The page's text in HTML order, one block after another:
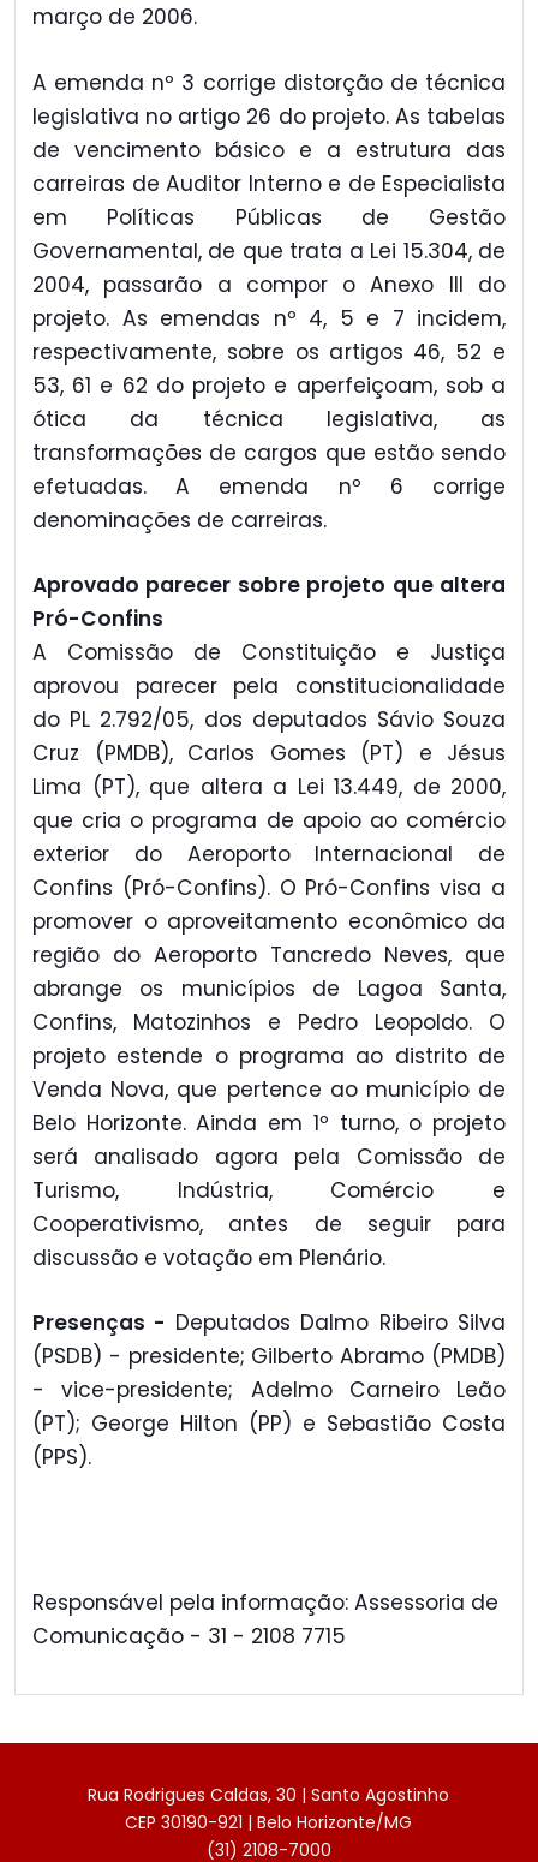
março de 2006.
A emenda nº 3 corrige distorção de técnica
legislativa no artigo 26 do projeto. As tabelas
de vencimento básico e a estrutura das
carreiras de Auditor Interno e de Especialista
em Políticas Públicas de Gestão
Governamental, de que trata a Lei 15.304, de
2004, passarão a compor o Anexo III do
projeto. As emendas nº 4, 5 e 7 incidem,
respectivamente, sobre os artigos 46, 52 e
53, 61 e 62 do projeto e aperfeiçoam, sob a
ótica da técnica legislativa, as
transformações de cargos que estão sendo
efetuadas. A emenda nº 6 corrige
denominações de carreiras.
Aprovado parecer sobre projeto que altera
Pró-Confins
A Comissão de Constituição e Justiça
aprovou parecer pela constitucionalidade
do PL 2.792/05, dos deputados Sávio Souza
Cruz (PMDB), Carlos Gomes (PT) e Jésus
Lima (PT), que altera a Lei 13.449, de 2000,
que cria o programa de apoio ao comércio
exterior do Aeroporto Internacional de
Confins (Pró-Confins). O Pró-Confins visa a
promover o aproveitamento econômico da
região do Aeroporto Tancredo Neves, que
abrange os municípios de Lagoa Santa,
Confins, Matozinhos e Pedro Leopoldo. O
projeto estende o programa ao distrito de
Venda Nova, que pertence ao município de
Belo Horizonte. Ainda em 1º turno, o projeto
será analisado agora pela Comissão de
Turismo, Indústria, Comércio e
Cooperativismo, antes de seguir para
discussão e votação em Plenário.
Presenças - Deputados Dalmo Ribeiro Silva
(PSDB) - presidente; Gilberto Abramo (PMDB)
- vice-presidente; Adelmo Carneiro Leão
(PT); George Hilton (PP) e Sebastião Costa
(PPS).
Responsável pela informação: Assessoria de
Comunicação - 31 - 2108 7715
Rua Rodrigues Caldas, 30 | Santo Agostinho
CEP 30190-921 | Belo Horizonte/MG
(31) 2108-7000